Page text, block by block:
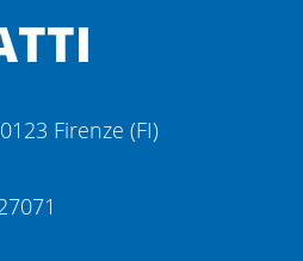
Firenze (FI)